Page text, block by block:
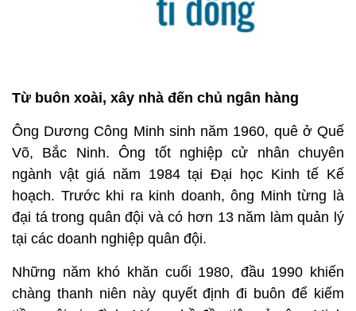
Từ buôn xoài, xây nhà đến chủ ngân hàng
Ông Dương Công Minh sinh năm 1960, quê ở Quế
Võ, Bắc Ninh. Ông tốt nghiệp cử nhân chuyên
ngành vật giá năm 1984 tại Đại học Kinh tế Kế
hoạch. Trước khi ra kinh doanh, ông Minh từng là
đại tá trong quân đội và có hơn 13 năm làm quản lý
tại các doanh nghiệp quân đội.
Những năm khó khăn cuối 1980, đầu 1990 khiến
chàng thanh niên này quyết định đi buôn để kiếm